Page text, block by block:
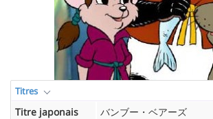
Titres
Titre japonais
バンブー・ベアーズ